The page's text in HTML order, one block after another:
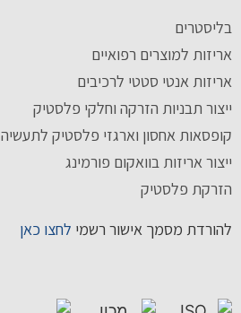
בליסטרים
אריזות למוצרים רפואיים
אריזות אנטי סטטי לרכיבים
ייצור תבניות הזרקה וחלקי פלסטיק
קופסאות אחסון וארגזי פלסטיק לתעשיה
ייצור אריזות בוואקום פורמינג
הזרקת פלסטיק
להורדת מסמך אישור רשמי לחצו כאן